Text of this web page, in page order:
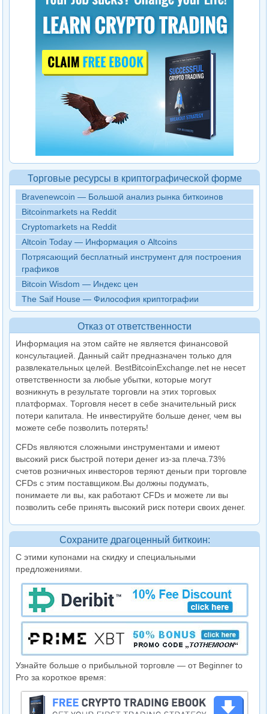
Торговые ресурсы в криптографической форме
Bravenewcoin — Большой анализ рынка биткоинов
Bitcoinmarkets на Reddit
Cryptomarkets на Reddit
Altcoin Today — Информация о Altcoins
Потрясающий бесплатный инструмент для построения
графиков
Bitcoin Wisdom — Индекс цен
The Saif House — Философия криптографии
Отказ от ответственности
Информация на этом сайте не является финансовой
консультацией. Данный сайт предназначен только для
развлекательных целей. BestBitcoinExchange.net не несет
ответственности за любые убытки, которые могут
возникнуть в результате торговли на этих торговых
платформах. Торговля несет в себе значительный риск
потери капитала. Не инвестируйте больше денег, чем вы
можете себе позволить потерять!
CFDs являются сложными инструментами и имеют
высокий риск быстрой потери денег из-за плеча.73%
счетов розничных инвесторов теряют деньги при торговле
CFDs с этим поставщиком.Вы должны подумать,
понимаете ли вы, как работают CFDs и можете ли вы
позволить себе принять высокий риск потери своих денег.
Сохраните драгоценный биткоин:
С этими купонами на скидку и специальными
предложениями.
Узнайте больше о прибыльной торговле — от Beginner to
Pro за короткое время: